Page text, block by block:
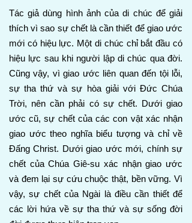
Tác giả dùng hình ảnh của di chúc để giải
thích vì sao sự chết là cần thiết để giao ước
mới có hiệu lực. Một di chúc chỉ bắt đầu có
hiệu lực sau khi người lập di chúc qua đời.
Cũng vậy, vì giao ước liên quan đến tội lỗi,
sự tha thứ và sự hòa giải với Đức Chúa
Trời, nên cần phải có sự chết. Dưới giao
ước cũ, sự chết của các con vật xác nhận
giao ước theo nghĩa biểu tượng và chỉ về
Đấng Christ. Dưới giao ước mới, chính sự
chết của Chúa Giê-su xác nhận giao ước
và đem lại sự cứu chuộc thật, bền vững. Vì
vậy, sự chết của Ngài là điều cần thiết để
các lời hứa về sự tha thứ và sự sống đời